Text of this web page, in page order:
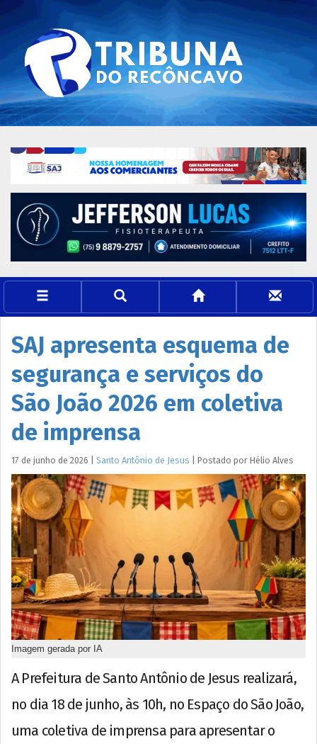
SAJ apresenta esquema de
segurança e serviços do
São João 2026 em coletiva
de imprensa
17 de junho de 2026 Santo Antônio de Jesus Postado por Hélio Alves
Imagem gerada por IA
A Prefeitura de Santo Antônio de Jesus realizará,
no dia 18 de junho, às 10h, no Espaço do São João,
uma coletiva de imprensa para apresentar o